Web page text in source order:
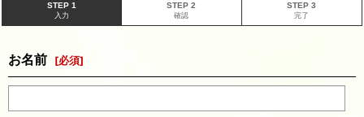
STEP 1
入力
STEP 2
確認
STEP 3
完了
お名前 [必須]